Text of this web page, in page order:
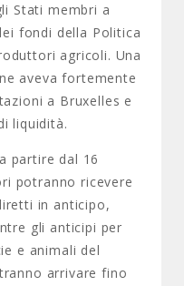
Stati membri a
fondi della Politica
agricoli. Una
aveva fortemente
a Bruxelles e
liquidità.
partire dal 16
potranno ricevere
in anticipo,
gli anticipi per
e animali del
arrivare fino